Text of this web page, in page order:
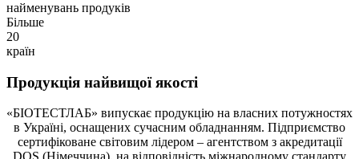
найменувань продуків
Більше
20
країн
Продукція найвищої якості
«БІОТЕСТЛАБ» випускає продукцію на власних потужностях
в Україні, оснащених сучасним обладнанням. Підприємство
сертифіковане світовим лідером – агентством з акредитації